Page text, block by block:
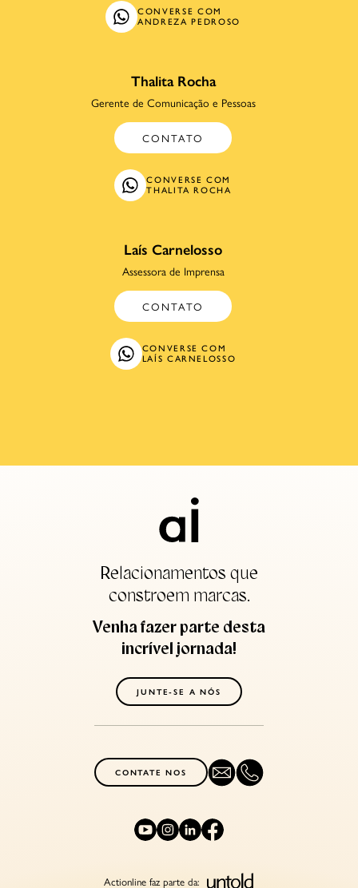
CONVERSE COM
ANDREZA PEDROSO
Thalita Rocha
Gerente de Comunicação e Pessoas
CONTATO
CONVERSE COM
THALITA ROCHA
Laís Carnelosso
Assessora de Imprensa
CONTATO
CONVERSE COM
LAÍS CARNELOSSO
Relacionamentos que
constroem marcas.
Venha fazer parte desta
incrível jornada!
JUNTE-SE A NÓS
CONTATE NOS
Actionline faz parte da: